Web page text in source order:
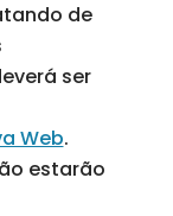
de
ser
Web.
estarão